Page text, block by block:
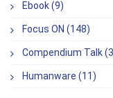
Ebook (9)
Focus ON (148)
Compendium Talk
Humanware (11)